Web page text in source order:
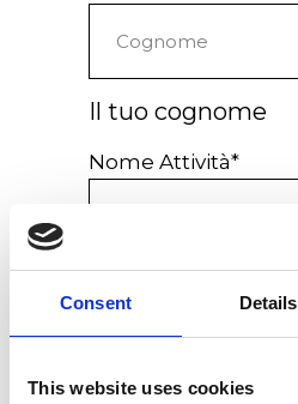
Consent Details
This website uses cookies
Il tuo cognome
Nome Attività*
dello studio
Paese*